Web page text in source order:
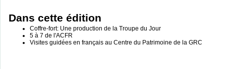
Dans cette édition
Coffre-fort: Une production de la Troupe du Jour
5 à 7 de l'ACFR
Visites guidées en français au Centre du Patrimoine de la GRC